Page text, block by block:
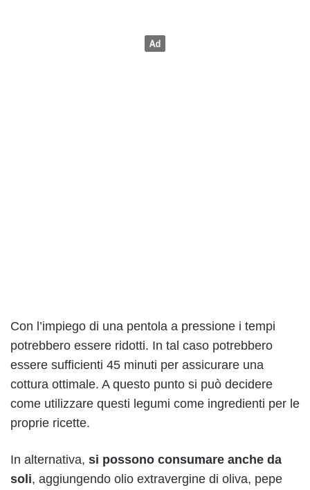
Con l’impiego di una pentola a pressione i tempi
potrebbero essere ridotti. In tal caso potrebbero
essere sufficienti 45 minuti per assicurare una
cottura ottimale. A questo punto si può decidere
come utilizzare questi legumi come ingredienti per le
proprie ricette.
In alternativa, si possono consumare anche da
soli, aggiungendo olio extravergine di oliva, pepe